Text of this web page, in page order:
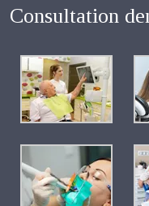
Consultation